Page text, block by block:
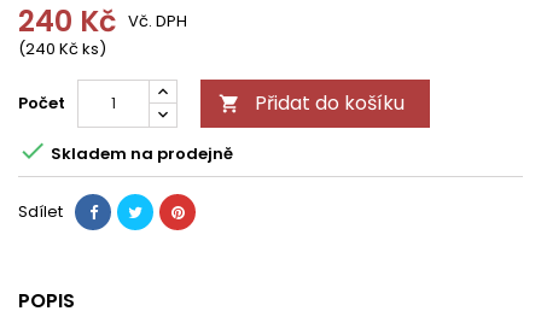
240 Kč
(240 Kč ks)
Vč. DPH
Počet  Přidat do košíku
 Skladem na prodejně
Sdílet
POPIS